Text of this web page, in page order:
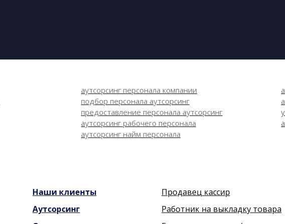
аутсорсинг персонала компании
подбор персонала аутсорсинг
предоставление персонала аутсорсинг
аутсорсинг рабочего персонала
аутсорсинг найм персонала
Работник на выкладку товара
Продавец кассир
Аутсорсинг
Наши клиенты